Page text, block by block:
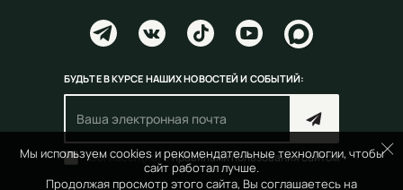
Мы используем cookies и рекомендательные технологии, чтобы
сайт работал лучше.
Продолжая просмотр этого сайта, Вы соглашаетесь на
БУДЬТЕ В КУРСЕ НАШИХ НОВОСТЕЙ И СОБЫТИЙ:
Согласен(на) справилами пользования сайтом